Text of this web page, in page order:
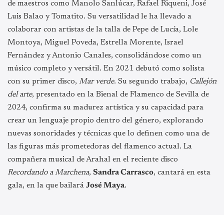
de maestros como Manolo Sanlúcar, Rafael Riqueni, José
Luis Balao y Tomatito. Su versatilidad le ha llevado a
colaborar con artistas de la talla de Pepe de Lucía, Lole
Montoya, Miguel Poveda, Estrella Morente, Israel
Fernández y Antonio Canales, consolidándose como un
músico completo y versátil. En 2021 debutó como solista
con su primer disco, Mar verde. Su segundo trabajo, Callejón
del arte, presentado en la Bienal de Flamenco de Sevilla de
2024, confirma su madurez artística y su capacidad para
crear un lenguaje propio dentro del género, explorando
nuevas sonoridades y técnicas que lo definen como una de
las figuras más prometedoras del flamenco actual. La
compañera musical de Arahal en el reciente disco
Recordando a Marchena, Sandra Carrasco, cantará en esta
gala, en la que bailará José Maya.